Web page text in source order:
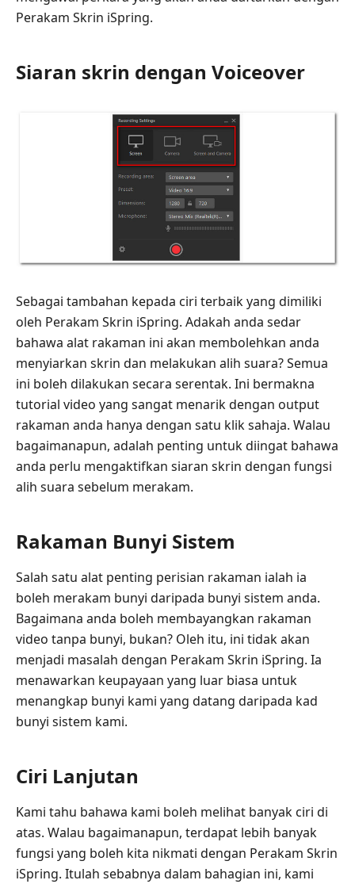
Perakam Skrin iSpring.
Siaran skrin dengan Voiceover
Sebagai tambahan kepada ciri terbaik yang dimiliki
oleh Perakam Skrin iSpring. Adakah anda sedar
bahawa alat rakaman ini akan membolehkan anda
menyiarkan skrin dan melakukan alih suara? Semua
ini boleh dilakukan secara serentak. Ini bermakna
tutorial video yang sangat menarik dengan output
rakaman anda hanya dengan satu klik sahaja. Walau
bagaimanapun, adalah penting untuk diingat bahawa
anda perlu mengaktifkan siaran skrin dengan fungsi
alih suara sebelum merakam.
Rakaman Bunyi Sistem
Salah satu alat penting perisian rakaman ialah ia
boleh merakam bunyi daripada bunyi sistem anda.
Bagaimana anda boleh membayangkan rakaman
video tanpa bunyi, bukan? Oleh itu, ini tidak akan
menjadi masalah dengan Perakam Skrin iSpring. Ia
menawarkan keupayaan yang luar biasa untuk
menangkap bunyi kami yang datang daripada kad
bunyi sistem kami.
Ciri Lanjutan
Kami tahu bahawa kami boleh melihat banyak ciri di
atas. Walau bagaimanapun, terdapat lebih banyak
fungsi yang boleh kita nikmati dengan Perakam Skrin
iSpring. Itulah sebabnya dalam bahagian ini, kami